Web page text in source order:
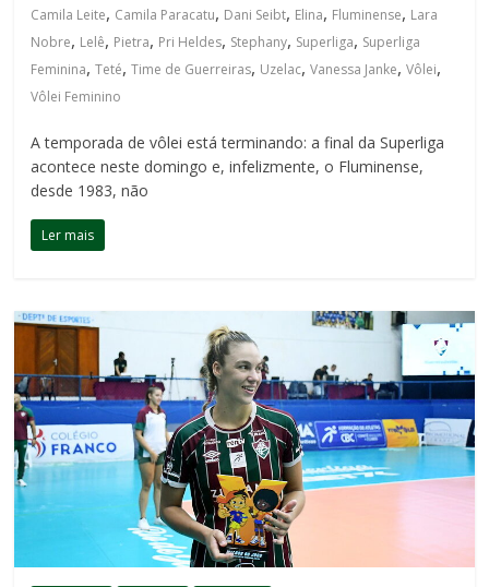
Camila Leite, Camila Paracatu, Dani Seibt, Elina, Fluminense, Lara
Nobre, Lelê, Pietra, Pri Heldes, Stephany, Superliga, Superliga
Feminina,Teté,Time de Guerreiras, Uzelac,Vanessa Janke,Vôlei,
Vôlei Feminino
A temporada de vôlei está terminando: a final da Superliga
acontece neste domingo e, infelizmente, o Fluminense,
desde 1983, não
Ler mais